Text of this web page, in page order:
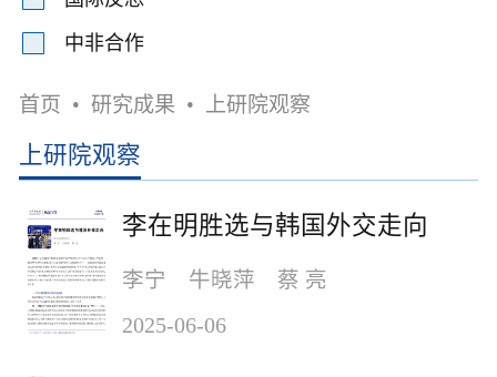
中非合作
首页 • 研究成果 • 上研院观察
上研院观察
李在明胜选与韩国外交走向
李宁 牛晓萍 蔡 亮
2025-06-06